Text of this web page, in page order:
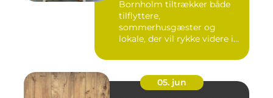
Bornholm tiltrækker både
tilflyttere,
sommerhusgæster og
lokale, der vil rykke videre i
05. jun